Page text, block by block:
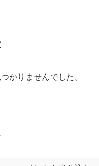
かりませんでした。